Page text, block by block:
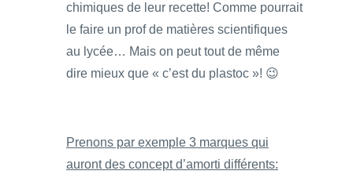
chimiques de leur recette! Comme pourrait
le faire un prof de matières scientifiques
au lycée… Mais on peut tout de même
dire mieux que « c’est du plastoc »! 😉
Prenons par exemple 3 marques qui
auront des concept d’amorti différents: